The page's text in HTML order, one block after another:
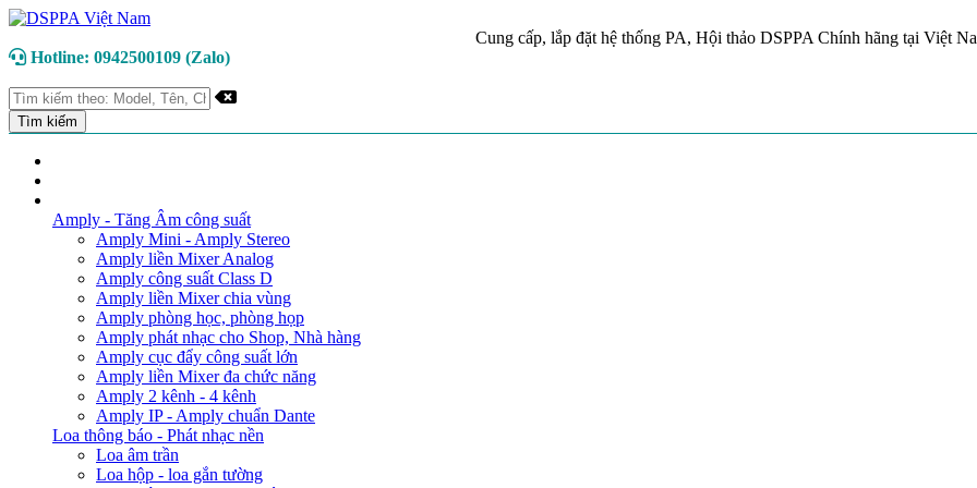
Cung cấp, lắp đặt hệ thống PA, Hội thảo DSPPA Chính hãng tại Việt
Hotline: 0942500109 (Zalo)
Amply - Tăng Âm công suất
Amply Mini - Amply Stereo
Amply liền Mixer Analog
Amply công suất Class D
Amply liền Mixer chia vùng
Amply phòng học, phòng họp
Amply phát nhạc cho Shop, Nhà hàng
Amply cục đẩy công suất lớn
Amply liền Mixer đa chức năng
Amply 2 kênh - 4 kênh
Amply IP - Amply chuẩn Dante
Loa thông báo - Phát nhạc nền
Loa âm trần
Loa hộp - loa gắn tường